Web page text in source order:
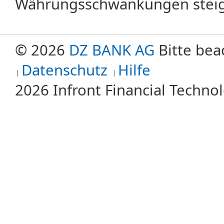
© 2026 DZ BANK AG Bitte
Datenschutz Hilfe
2026 Infront Financial